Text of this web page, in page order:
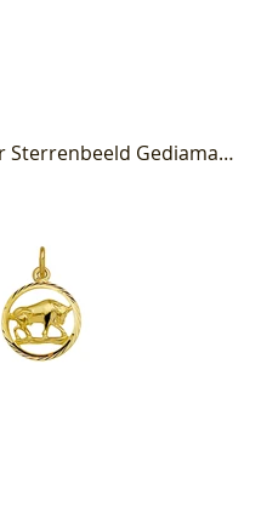
Sialia 40.05619 - 14K Hanger Sterrenbeeld Gediamanteerd